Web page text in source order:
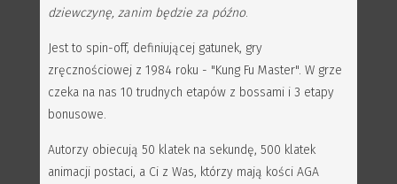
dziewczynę, zanim będzie za późno.
Jest to spin-off, definiującej gatunek, gry
zręcznościowej z 1984 roku - "Kung Fu Master". W grze
czeka na nas 10 trudnych etapów z bossami i 3 etapy
bonusowe.
Autorzy obiecują 50 klatek na sekundę, 500 klatek
animacji postaci, a Ci z Was, którzy mają kości AGA